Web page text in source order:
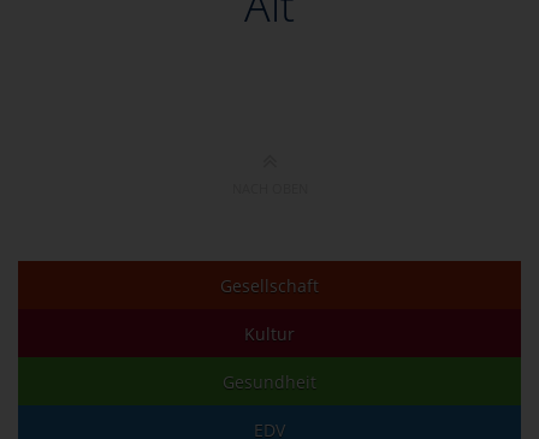
Gesellschaft
Kultur
Gesundheit
EDV